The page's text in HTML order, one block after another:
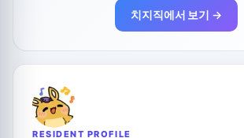
치지직에서 보기 →
RESIDENT PROFILE